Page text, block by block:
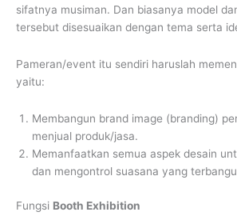
sifatnya musiman. Dan biasanya model
tersebut disesuaikan dengan tema serta
Pameran/event itu sendiri haruslah
yaitu:
Membangun brand image (branding)
menjual produk/jasa.
Memanfaatkan semua aspek desain
dan mengontrol suasana yang
Fungsi Booth Exhibition